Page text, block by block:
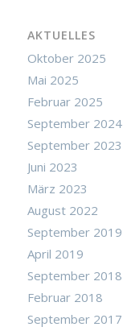
AKTUELLES
Oktober 2025
Mai 2025
Februar 2025
September 2024
September 2023
Juni 2023
März 2023
August 2022
September 2019
April 2019
September 2018
Februar 2018
September 2017